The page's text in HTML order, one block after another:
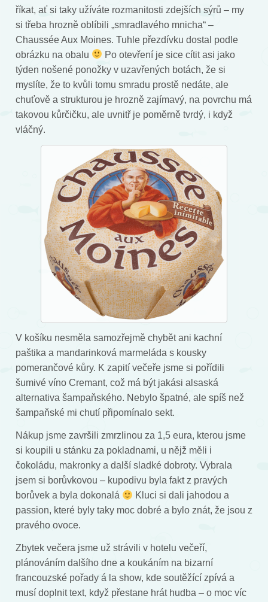
říkat, ať si taky užíváte rozmanitosti zdejších sýrů – my
si třeba hrozně oblíbili „smradlavého mnicha“ –
Chaussée Aux Moines. Tuhle přezdívku dostal podle
obrázku na obalu
Po otevření je sice cítit asi jako
týden nošené ponožky v uzavřených botách, že si
myslíte, že to kvůli tomu smradu prostě nedáte, ale
chuťově a strukturou je hrozně zajímavý, na povrchu má
takovou kůrčičku, ale uvnitř je poměrně tvrdý, i když
vláčný.
V košíku nesměla samozřejmě chybět ani kachní
paštika a mandarinková marmeláda s kousky
pomerančové kůry. K zapití večeře jsme si pořídili
šumivé víno Cremant, což má být jakási alsaská
alternativa šampaňského. Nebylo špatné, ale spíš než
šampaňské mi chutí připomínalo sekt.
Nákup jsme završili zmrzlinou za 1,5 eura, kterou jsme
si koupili u stánku za pokladnami, u nějž měli i
čokoládu, makronky a další sladké dobroty. Vybrala
jsem si borůvkovou – kupodivu byla fakt z pravých
borůvek a byla dokonalá
Kluci si dali jahodou a
passion, které byly taky moc dobré a bylo znát, že jsou z
pravého ovoce.
Zbytek večera jsme už strávili v hotelu večeří,
plánováním dalšího dne a koukáním na bizarní
francouzské pořady á la show, kde soutěžící zpívá a
musí doplnit text, když přestane hrát hudba – o moc víc